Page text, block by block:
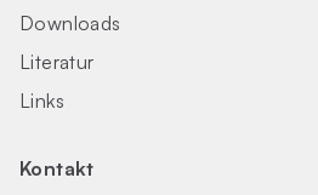
Downloads
Literatur
Links
Kontakt